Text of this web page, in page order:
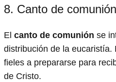
8. Canto de comunión
El canto de comunión se
distribución de la eucaristía.
fieles a prepararse para
de Cristo.